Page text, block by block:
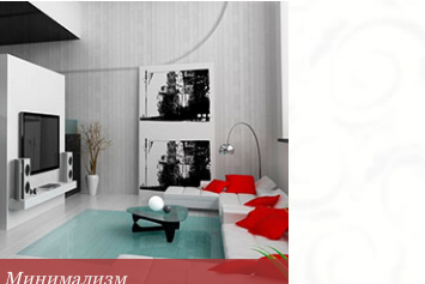
Минимализм